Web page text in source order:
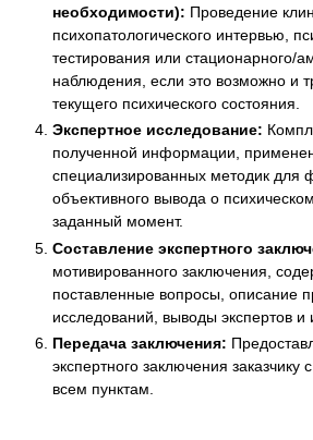
необходимости): Проведение
психопатологического интервью,
тестирования или стационарного/
наблюдения, если это возможно и
текущего психического состояния.
Экспертное исследование:
полученной информации,
специализированных методик для
объективного вывода о
заданный момент.
Составление экспертного
мотивированного заключения,
поставленные вопросы, описание
исследований, выводы экспертов и
Передача заключения:
экспертного заключения
всем пунктам.